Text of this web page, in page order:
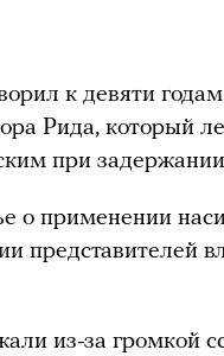
к девяти
Рида, который
при
о применении
представителей
из-за громкой